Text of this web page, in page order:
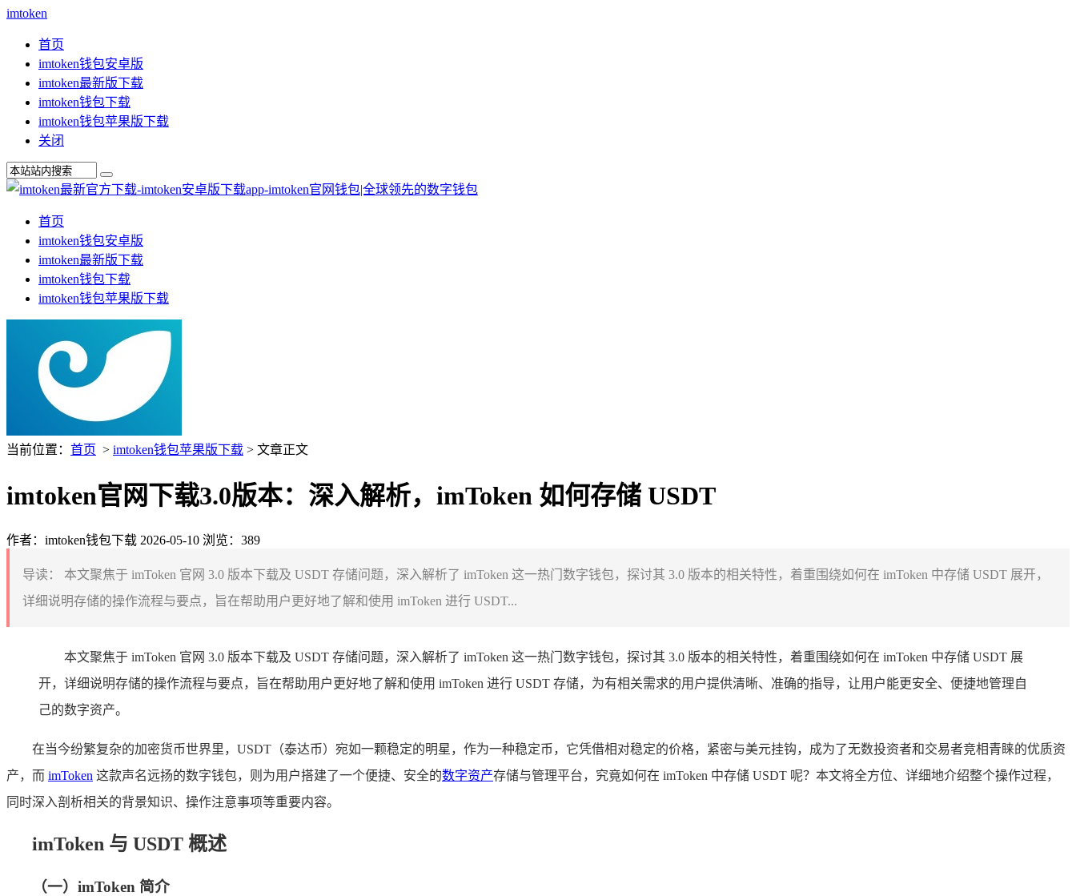
imtoken
首页
imtoken钱包安卓版
imtoken最新版下载
imtoken钱包下载
imtoken钱包苹果版下载
关闭
首页
imtoken钱包安卓版
imtoken最新版下载
imtoken钱包下载
imtoken钱包苹果版下载
当前位置： 首页 > imtoken钱包苹果版下载 > 文章正文
imtoken官网下载3.0版本：深入解析，imToken 如何存储 USDT
作者：imtoken钱包下载 2026-05-10 浏览：389
导读：
本文聚焦于 imToken 官网 3.0 版本下载及 USDT 存储问题，深入解析了 imToken 这一热门数字钱包，探讨其 3.0 版本的相关特性，着重围绕如何在 imToken 中存储 USDT 展开，
详细说明存储的操作流程与要点，旨在帮助用户更好地了解和使用 imToken 进行 USDT...
本文聚焦于 imToken 官网 3.0 版本下载及 USDT 存储问题，深入解析了 imToken 这一热门数字钱包，探讨其 3.0 版本的相关特性，着重围绕如何在 imToken 中存储 USDT 展
开，详细说明存储的操作流程与要点，旨在帮助用户更好地了解和使用 imToken 进行 USDT 存储，为有相关需求的用户提供清晰、准确的指导，让用户能更安全、便捷地管理自
己的数字资产。
在当今纷繁复杂的加密货币世界里，USDT（泰达币）宛如一颗稳定的明星，作为一种稳定币，它凭借相对稳定的价格，紧密与美元挂钩，成为了无数投资者和交易者竞相青睐的优质资
产，而 imToken 这款声名远扬的数字钱包，则为用户搭建了一个便捷、安全的数字资产存储与管理平台，究竟如何在 imToken 中存储 USDT 呢？本文将全方位、详细地介绍整个操作过程，
同时深入剖析相关的背景知识、操作注意事项等重要内容。
imToken 与 USDT 概述
（一）imToken 简介